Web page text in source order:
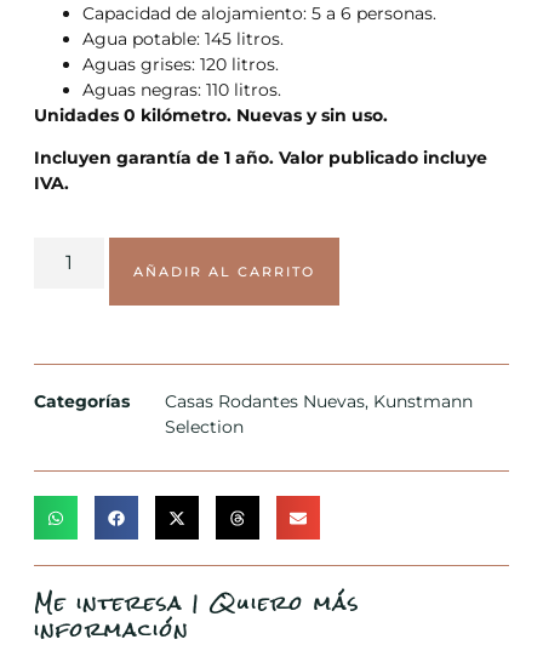
Capacidad de alojamiento: 5 a 6 personas.
Agua potable: 145 litros.
Aguas grises: 120 litros.
Aguas negras: 110 litros.
Unidades 0 kilómetro. Nuevas y sin uso.
Incluyen garantía de 1 año. Valor publicado incluye
IVA.
AÑADIR AL CARRITO
Categorías Casas Rodantes Nuevas, Kunstmann
Selection
Me interesa | Quiero más
información